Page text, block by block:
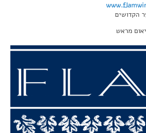
הקדושים
מראש